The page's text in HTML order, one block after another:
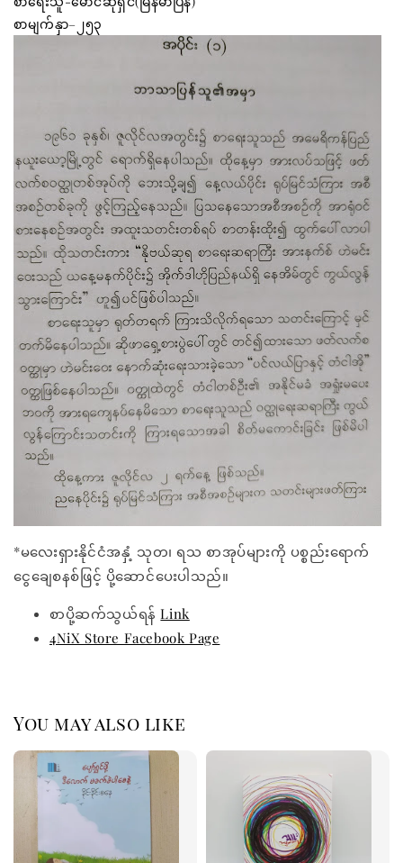
စာမျက်နှာ–၂၅၃
*မလေးရှားနိုင်ငံအနှံ့ သုတ၊ ရသ စာအုပ်များကို ပစ္စည်းရောက်
ငွေချေစနစ်ဖြင့် ပို့ဆောင်ပေးပါသည်။
စာပို့ဆက်သွယ်ရန်Link
4NiX Store Facebook Page
You may also like